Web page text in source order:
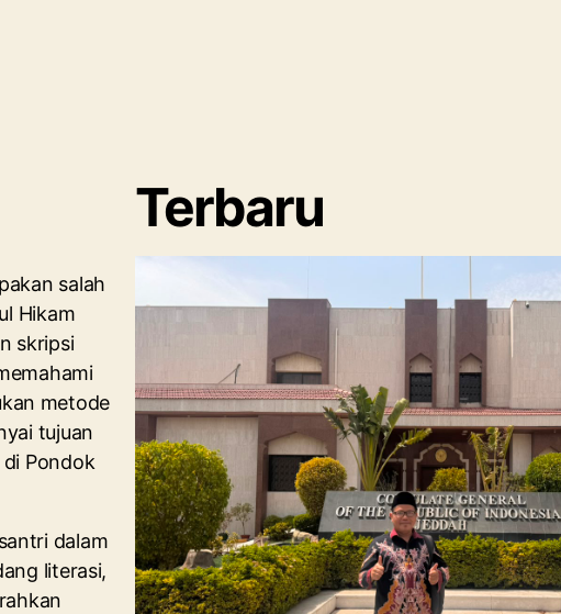
salah
Hikam
skripsi
metode
tujuan
Pondok
dalam
literasi,
Terbaru